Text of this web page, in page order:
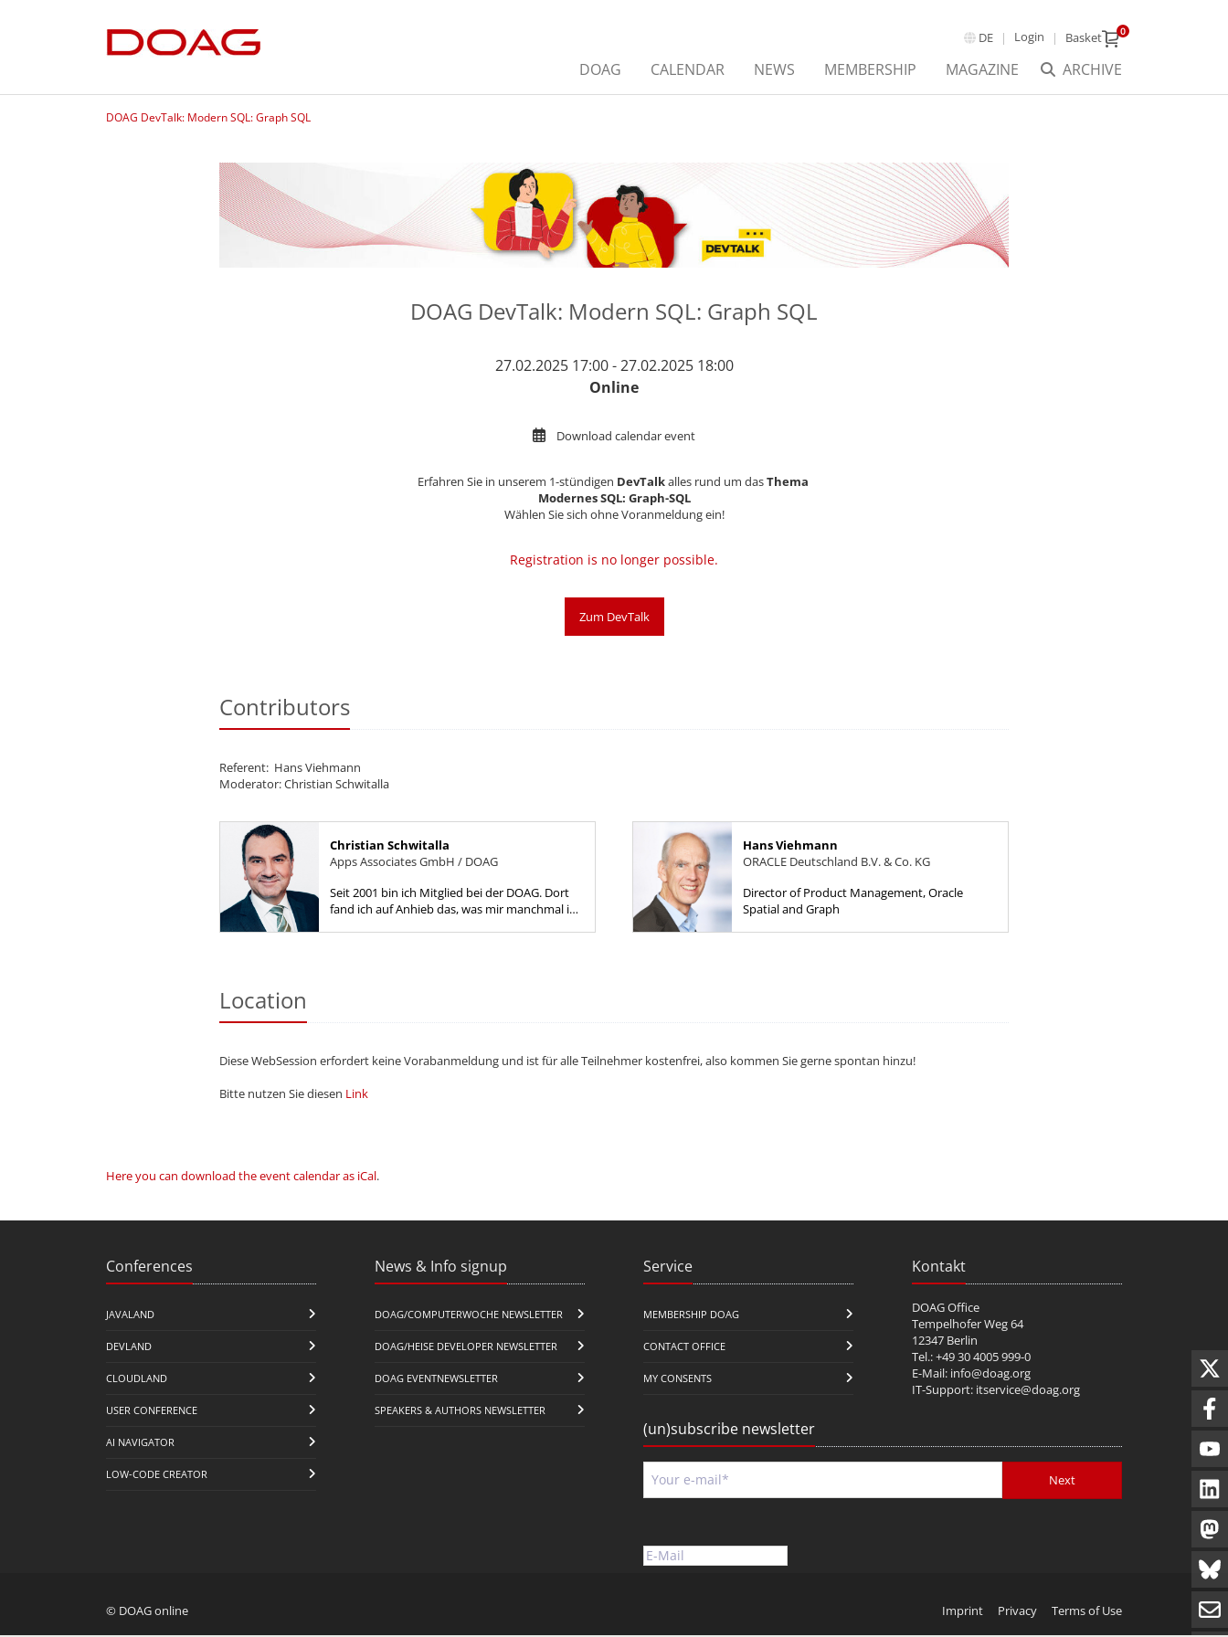
DE Login Basket 0
ARCHIVE
DOAG CALENDAR NEWS MEMBERSHIP MAGAZINE
DOAG DevTalk: Modern SQL: Graph SQL
DOAG DevTalk: Modern SQL: Graph SQL
27.02.2025 17:00 - 27.02.2025 18:00
Online
Download calendar event
Erfahren Sie in unserem 1-stündigen DevTalkalles rund um dasThema
Modernes SQL: Graph-SQL
Wählen Sie sich ohne Voranmeldung ein!
Registration is no longer possible.
Zum DevTalk
Contributors
Referent: Hans Viehmann
Moderator: Christian Schwitalla
Christian Schwitalla
Apps Associates GmbH / DOAG
Seit 2001 bin ich Mitglied bei der DOAG. Dort
fand ich auf Anhieb das, was mir manchmal im
Hans Viehmann
ORACLE Deutschland B.V. & Co. KG
Director of Product Management, Oracle
Spatial and Graph
Location
Diese WebSession erfordert keine Vorabanmeldung und ist für alle Teilnehmer kostenfrei, also kommen Sie gerne spontan hinzu!
Bitte nutzen Sie diesen Link
Here you can download the event calendar as iCal.
Conferences
JAVALAND
DEVLAND
CLOUDLAND
USER CONFERENCE
AI NAVIGATOR
LOW-CODE CREATOR
News & Info signup
DOAG/COMPUTERWOCHE NEWSLETTER
DOAG/HEISE DEVELOPER NEWSLETTER
DOAG EVENTNEWSLETTER
SPEAKERS & AUTHORS NEWSLETTER
Service
MEMBERSHIP DOAG
CONTACT OFFICE
MY CONSENTS
Kontakt
DOAG Office
Tempelhofer Weg 64
12347 Berlin
Tel.: +49 30 4005 999-0
E-Mail: info@doag.org
IT-Support: itservice@doag.org
(un)subscribe newsletter
Next
© DOAG online Imprint Privacy Terms of Use